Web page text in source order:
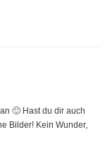
🙂 Hast du dir auch
Bilder! Kein Wunder,